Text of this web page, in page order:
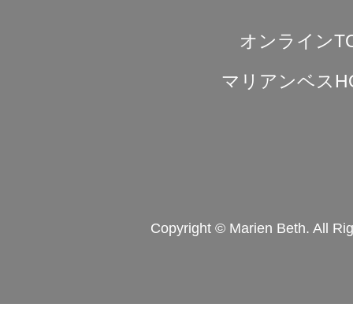
オンライン
マリアンベス
Copyright © Marien Beth. All